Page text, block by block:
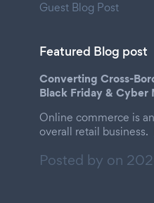
Guest Blog Post
Featured Blog post
Converting Cross-
Black Friday & Cyber
Online commerce is
overall retail business.
Posted by on